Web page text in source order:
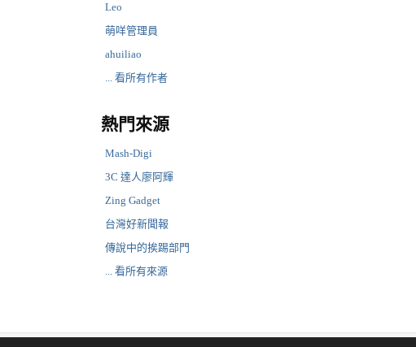
Leo
萌咩管理員
ahuiliao
... 看所有作者
熱門來源
Mash-Digi
3C 達人廖阿輝
Zing Gadget
台灣好新聞報
傳說中的挨踢部門
... 看所有來源